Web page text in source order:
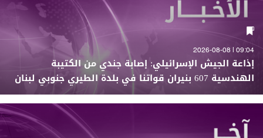
09:04 | 2026-08-08
إذاعة الجيش الإسرائيلي: إصابة جندي من الكتيبة
الهندسية 607 بنيران قواتنا في بلدة الطيري جنوبي لبنان